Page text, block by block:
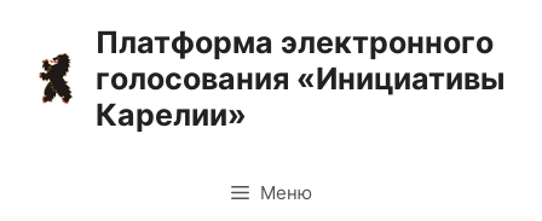
содержимому
Платформа электронного
голосования «Инициативы
Карелии»
Меню